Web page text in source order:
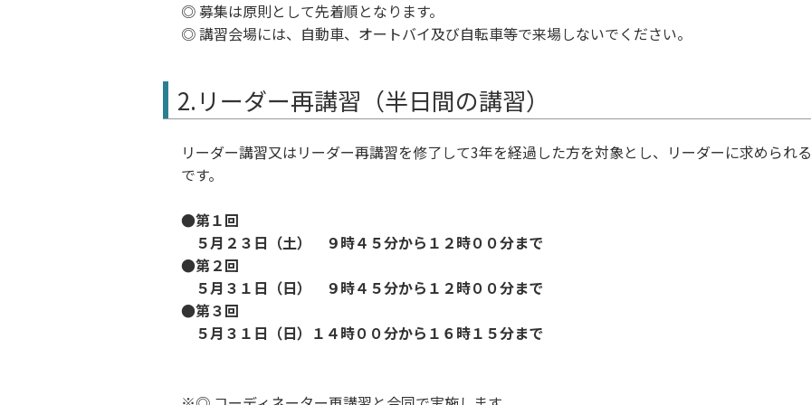
◎ 募集は原則として先着順となります。
◎ 講習会場には、自動車、オートバイ及び自転車等で来場しないでください。
2.リーダー再講習（半日間の講習）
リーダー講習又はリーダー再講習を修了して3年を経過した方を対象とし、リーダーに求められ
です。
●第１回
５月２３日（土） ９時４５分から１２時００分まで
●第２回
５月３１日（日） ９時４５分から１２時００分まで
●第３回
５月３１日（日）１４時００分から１６時１５分まで